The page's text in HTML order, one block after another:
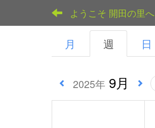
ようこそ 開田の里へ
月 週 日
2025年 9月